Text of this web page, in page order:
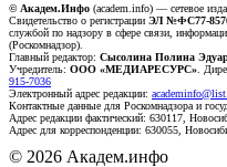
© Академ.Инфо (academ.info) — сетевое
Свидетельство о регистрации ЭЛ №ФС77-
службой по надзору в сфере связи,
(Роскомнадзор).
Главный редактор: Сысолина Полина
Учредитель: ООО «МЕДИАРЕСУРС» .
915-7036
Электронный адрес редакции:
Контактные данные для Роскомнадзора и
Адрес редакции фактический: 630117,
Адрес для корреспонденции: 630055,
© 2026 Академ.инфо